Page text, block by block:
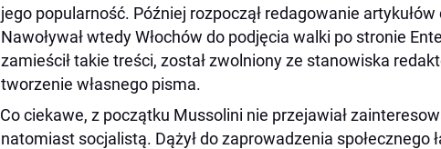
jego popularność. Później rozpoczął redagowanie artykułów
Nawoływał wtedy Włochów do podjęcia walki po stronie
zamieścił takie treści, został zwolniony ze stanowiska
tworzenie własnego pisma.
Co ciekawe, z początku Mussolini nie przejawiał
natomiast socjalistą. Dążył do zaprowadzenia społecznego